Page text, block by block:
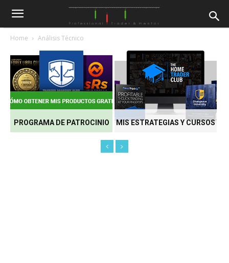
Home Análisis Técnico
PROGRAMA DE PATROCINIO MIS ESTRATEGIAS Y CURSOS